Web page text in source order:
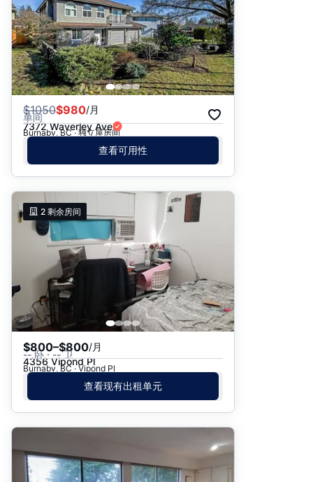
$1050$980/月
单间
7372 Waverley Ave
Burnaby, BC · 独立屋房间
查看可用性
2 剩余房间
$800–$800/月
-- 卧 · -- 卫
4356 Vipond Pl
Burnaby, BC · Vipond Pl
查看现有出租单元